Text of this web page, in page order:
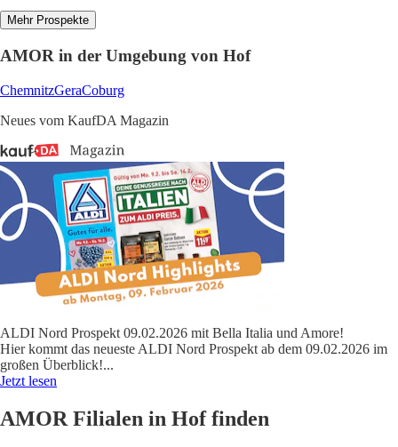
Mehr Prospekte
AMOR in der Umgebung von Hof
ChemnitzGeraCoburg
Neues vom KaufDA Magazin
ALDI Nord Prospekt 09.02.2026 mit Bella Italia und Amore!
Hier kommt das neueste ALDI Nord Prospekt ab dem 09.02.2026 im
großen Überblick!...
Jetzt lesen
AMOR Filialen in Hof finden